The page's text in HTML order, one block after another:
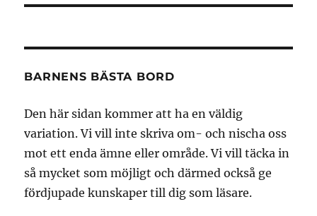
BARNENS BÄSTA BORD
Den här sidan kommer att ha en väldig
variation. Vi vill inte skriva om- och nischa oss
mot ett enda ämne eller område. Vi vill täcka in
så mycket som möjligt och därmed också ge
fördjupade kunskaper till dig som läsare.